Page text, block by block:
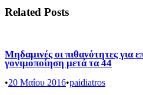
Related Posts
Μηδαμινές οι πιθανότητες για
γονιμοποίηση μετά τα 44
•20 Μαΐου 2016•paidiatros